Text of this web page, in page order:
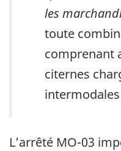
les
toute
comprenant
citernes
L’arrêté MO-03